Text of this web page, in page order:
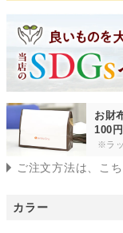
お財
100
※ラ
ご注文方法は、こ
カラー